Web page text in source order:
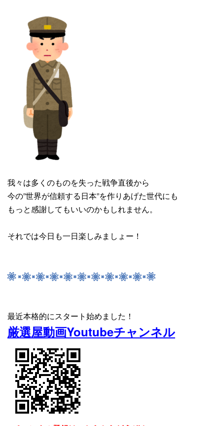
我々は多くのものを失った戦争直後から
今の”世界が信頼する日本”を作りあげた世代にも
もっと感謝してもいいのかもしれません。
それでは今日も一日楽しみましょー！
最近本格的にスタート始めました！
厳選屋動画Youtubeチャンネル